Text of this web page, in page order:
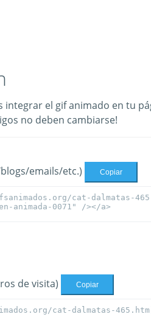
integrar el gif animado en tu
no deben cambiarse!
emails/etc.) Copiar
de visita) Copiar